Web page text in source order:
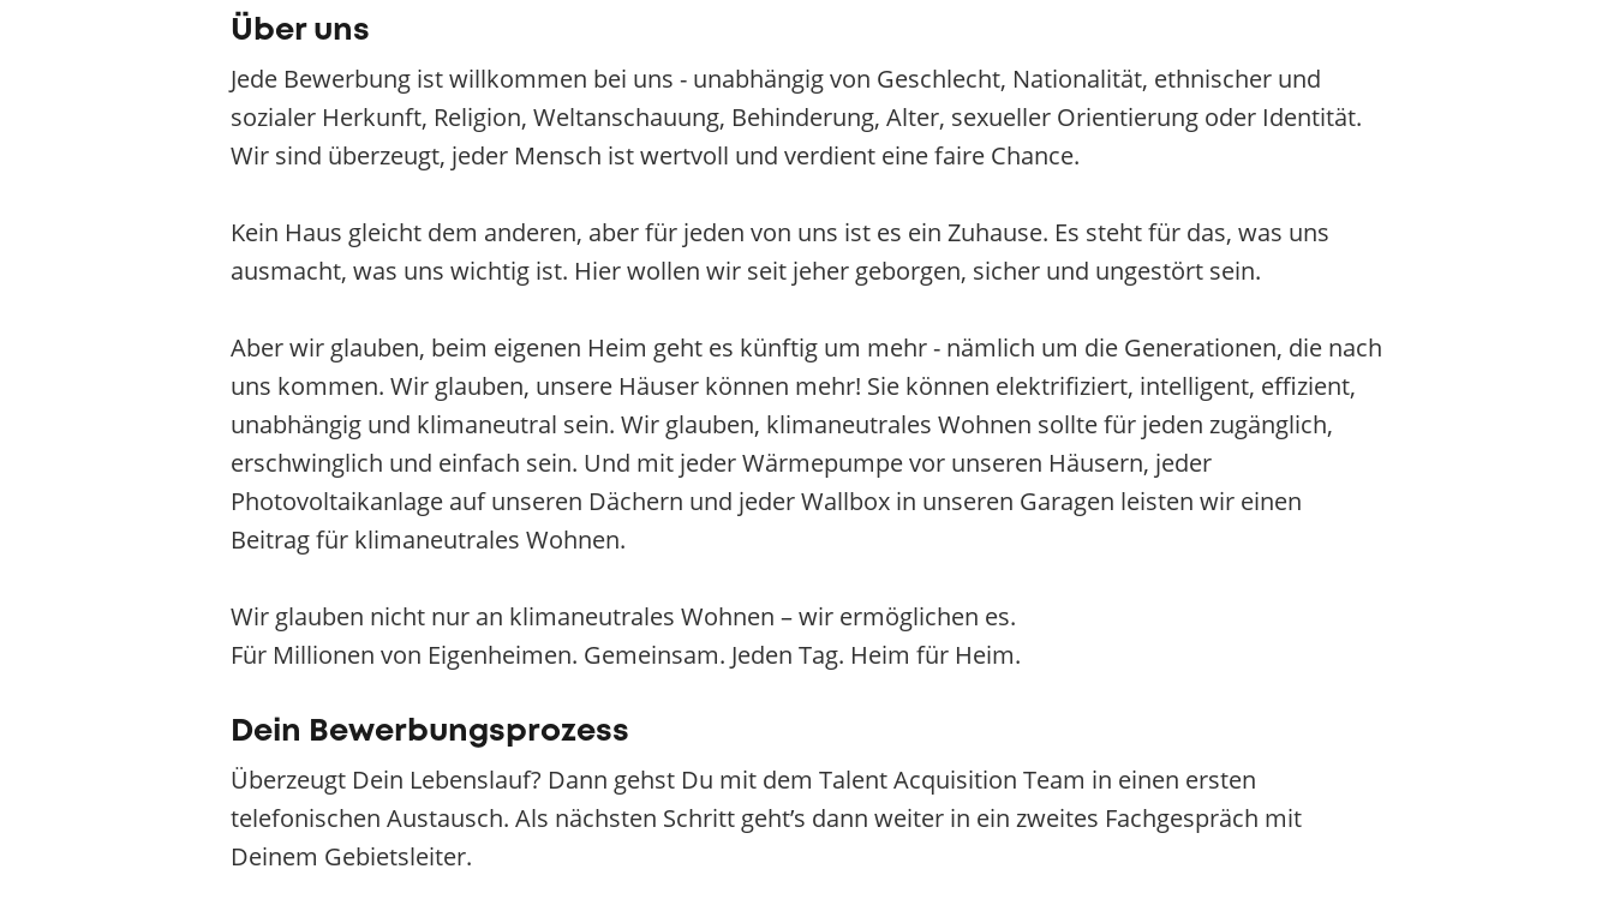
Über uns
Jede Bewerbung ist willkommen bei uns - unabhängig von Geschlecht, Nationalität, ethnischer und
sozialer Herkunft, Religion, Weltanschauung, Behinderung, Alter, sexueller Orientierung oder Identität.
Wir sind überzeugt, jeder Mensch ist wertvoll und verdient eine faire Chance.
Kein Haus gleicht dem anderen, aber für jeden von uns ist es ein Zuhause. Es steht für das, was uns
ausmacht, was uns wichtig ist. Hier wollen wir seit jeher geborgen, sicher und ungestört sein.
Aber wir glauben, beim eigenen Heim geht es künftig um mehr - nämlich um die Generationen, die nach
uns kommen. Wir glauben, unsere Häuser können mehr! Sie können elektrifiziert, intelligent, effizient,
unabhängig und klimaneutral sein. Wir glauben, klimaneutrales Wohnen sollte für jeden zugänglich,
erschwinglich und einfach sein. Und mit jeder Wärmepumpe vor unseren Häusern, jeder
Photovoltaikanlage auf unseren Dächern und jeder Wallbox in unseren Garagen leisten wir einen
Beitrag für klimaneutrales Wohnen.
Wir glauben nicht nur an klimaneutrales Wohnen – wir ermöglichen es.
Für Millionen von Eigenheimen. Gemeinsam. Jeden Tag. Heim für Heim.
Dein Bewerbungsprozess
Überzeugt Dein Lebenslauf? Dann gehst Du mit dem Talent Acquisition Team in einen ersten
telefonischen Austausch. Als nächsten Schritt geht’s dann weiter in ein zweites Fachgespräch mit
Deinem Gebietsleiter.